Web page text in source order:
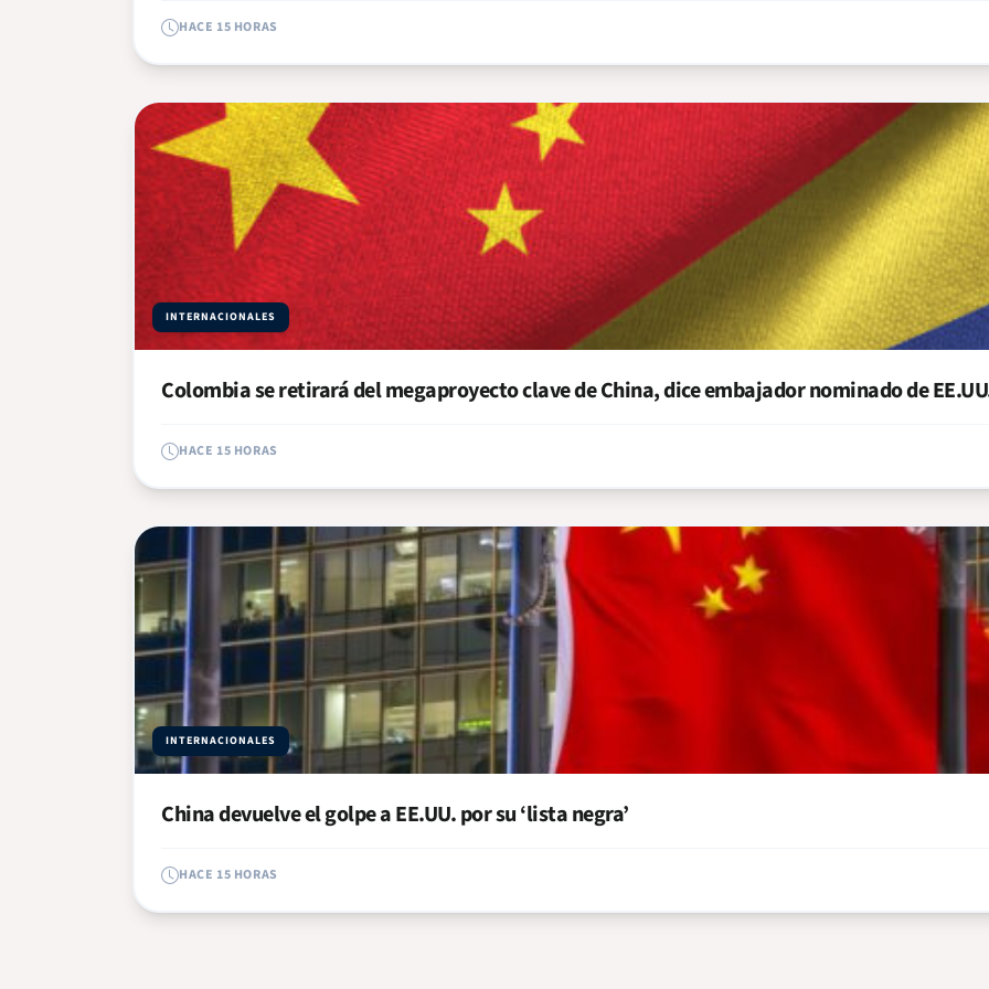
HACE 15 HORAS
INTERNACIONALES
Colombia se retirará del megaproyecto clave de China, dice embajador nominado de
HACE 15 HORAS
INTERNACIONALES
China devuelve el golpe a EE.UU. por su ‘lista negra’
HACE 15 HORAS